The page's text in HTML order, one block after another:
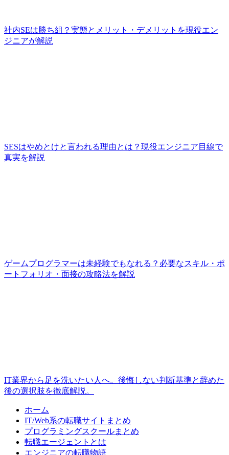
社内SEは勝ち組？実態とメリット・デメリットを現役エン
ジニアが解説
SESはやめとけと言われる理由とは？現役エンジニア目線で
真実を解説
ゲームプログラマーは未経験でもなれる？必要なスキル・ポ
ートフォリオ・面接の攻略法を解説
IT業界から足を洗いたい人へ。後悔しない判断基準と辞めた
後の選択肢を徹底解説。
ホーム
IT/Web系の転職サイトまとめ
プログラミングスクールまとめ
転職エージェントとは
エンジニアの転職物語